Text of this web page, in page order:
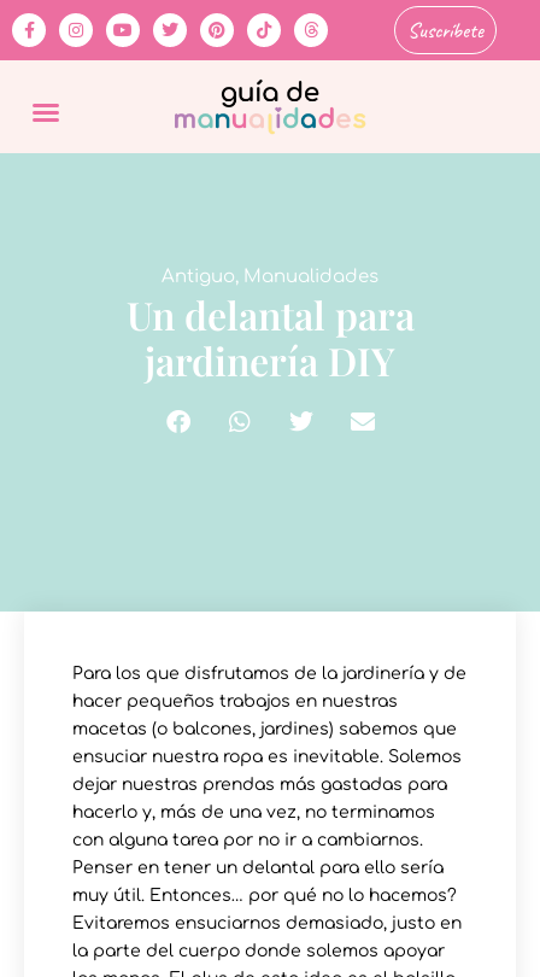
Suscríbete
Antiguo, Manualidades
Un delantal para
jardinería DIY
Para los que disfrutamos de la jardinería y de
hacer pequeños trabajos en nuestras
macetas (o balcones, jardines) sabemos que
ensuciar nuestra ropa es inevitable. Solemos
dejar nuestras prendas más gastadas para
hacerlo y, más de una vez, no terminamos
con alguna tarea por no ir a cambiarnos.
Penser en tener un delantal para ello sería
muy útil. Entonces… por qué no lo hacemos?
Evitaremos ensuciarnos demasiado, justo en
la parte del cuerpo donde solemos apoyar